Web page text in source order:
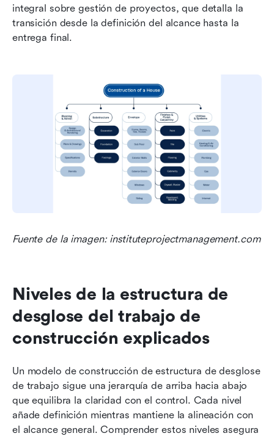
integral sobre gestión de proyectos, que detalla la
transición desde la definición del alcance hasta la
entrega final.
Fuente de la imagen: instituteprojectmanagement.com
Niveles de la estructura de
desglose del trabajo de
construcción explicados
Un modelo de construcción de estructura de desglose
de trabajo sigue una jerarquía de arriba hacia abajo
que equilibra la claridad con el control. Cada nivel
añade definición mientras mantiene la alineación con
el alcance general. Comprender estos niveles asegura